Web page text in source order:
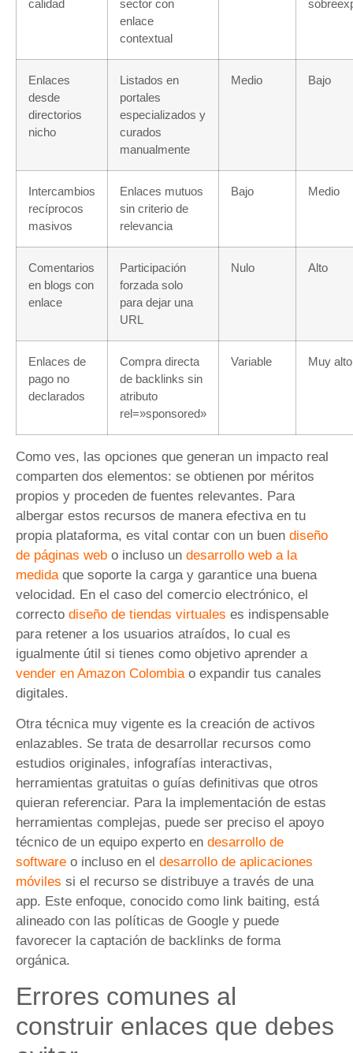
calidad
sector con
enlace
contextual
Enlaces
desde
directorios
nicho
Listados en
portales
especializados y
curados
manualmente
Medio Bajo
Intercambios
recíprocos
masivos
Enlaces mutuos
sin criterio de
relevancia
Bajo Medio
Comentarios
en blogs con
enlace
Participación
forzada solo
para dejar una
URL
Nulo Alto
Enlaces de
pago no
declarados
Compra directa
de backlinks sin
atributo
rel=»sponsored»
Variable Muy alto
Como ves, las opciones que generan un impacto real
comparten dos elementos: se obtienen por méritos
propios y proceden de fuentes relevantes. Para
albergar estos recursos de manera efectiva en tu
propia plataforma, es vital contar con un buen diseño
de páginas web o incluso un desarrollo web a la
medida que soporte la carga y garantice una buena
velocidad. En el caso del comercio electrónico, el
correcto diseño de tiendas virtuales es indispensable
para retener a los usuarios atraídos, lo cual es
igualmente útil si tienes como objetivo aprender a
vender en Amazon Colombia o expandir tus canales
digitales.
Otra técnica muy vigente es la creación de activos
enlazables. Se trata de desarrollar recursos como
estudios originales, infografías interactivas,
herramientas gratuitas o guías definitivas que otros
quieran referenciar. Para la implementación de estas
herramientas complejas, puede ser preciso el apoyo
técnico de un equipo experto en desarrollo de
software o incluso en el desarrollo de aplicaciones
móviles si el recurso se distribuye a través de una
app. Este enfoque, conocido como link baiting, está
alineado con las políticas de Google y puede
favorecer la captación de backlinks de forma
orgánica.
Errores comunes al
construir enlaces que debes